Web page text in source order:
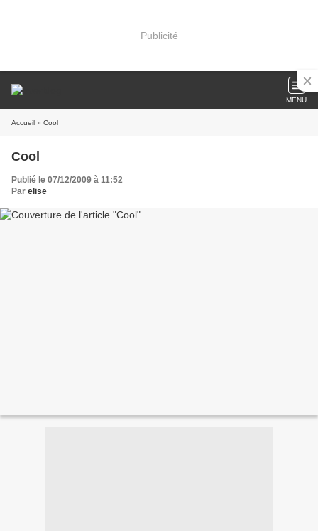
Publicité
MENU
Accueil » Cool
Cool
Publié le 07/12/2009 à 11:52
Par elise